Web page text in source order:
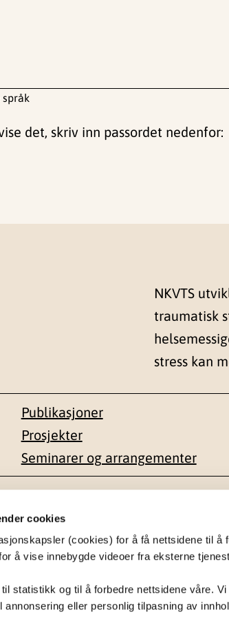
cookies
(cookies) for å få nettsidene til å
å vise innebygde videoer fra eksterne
statistikk og til å forbedre nettsidene våre.
annonsering eller personlig tilpasning av
språk
det, skriv inn passordet nedenfor:
NKVTS
traumatisk
stress kan
Publikasjoner
Prosjekter
Seminarer og arrangementer
1-3
22 59 55 00